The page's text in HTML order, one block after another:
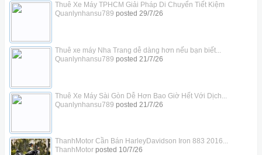
Thuê Xe Máy TPHCM Giải Pháp Di Chuyển Tiết Kiệm
Quanlynhansu789 posted 29/7/26
Thuê xe máy Nha Trang dễ dàng hơn nếu bạn biết...
Quanlynhansu789 posted 21/7/26
Thuê Xe Máy Sài Gòn Dễ Hơn Bao Giờ Hết Với Dịch...
Quanlynhansu789 posted 21/7/26
ThanhMotor Cần Bán HarleyDavidson Iron 883 2016...
ThanhMotorposted 10/7/26